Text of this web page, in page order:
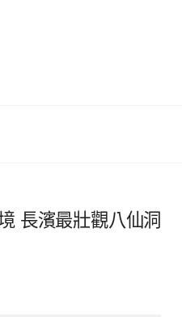
長濱最壯觀八仙洞